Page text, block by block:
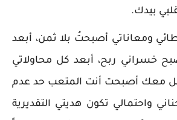
بيدك.
ومعاناتي أصبحتُ بلا ثمن، أبعد
خسراني ربح، أبعد كل محاولاتي
معك أصبحت أنت المتعب حد عدم
واحتمالي تكون هديتي التقديرية